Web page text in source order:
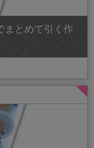
まとめて引く作